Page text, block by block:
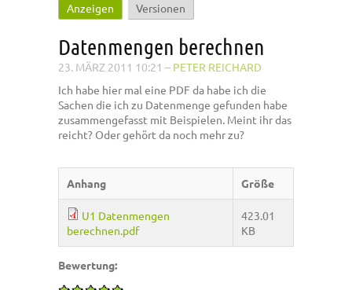
Haupt-Reiter
Anzeigen (aktiver Reiter)
Versionen
Datenmengen berechnen
23. MÄRZ 2011 10:21 – PETER REICHARD
Ich habe hier mal eine PDF da habe ich die
Sachen die ich zu Datenmenge gefunden habe
zusammengefasst mit Beispielen. Meint ihr das
reicht? Oder gehört da noch mehr zu?
Anhang Größe
U1 Datenmengen
berechnen.pdf
423.01
KB
Bewertung: